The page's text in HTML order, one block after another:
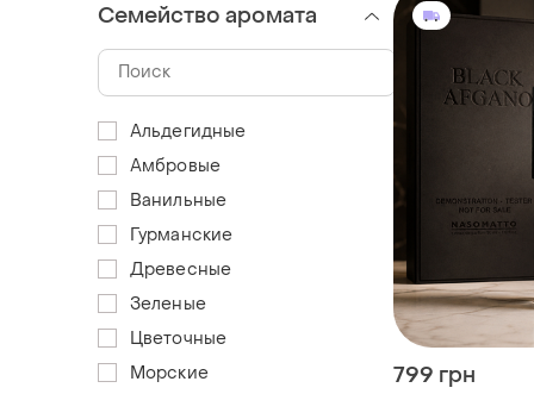
799 грн
Семейство аромата
Альдегидные
Амбровые
Ванильные
Гурманские
Древесные
Зеленые
Цветочные
Морские